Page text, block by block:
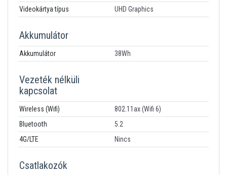
Videokártya típus
UHD Graphics
Akkumulátor
Akkumulátor 38Wh
Vezeték nélküli
kapcsolat
Wireless (Wifi)
802.11ax (Wifi 6)
Bluetooth
5.2
4G/LTE
Nincs
Csatlakozók